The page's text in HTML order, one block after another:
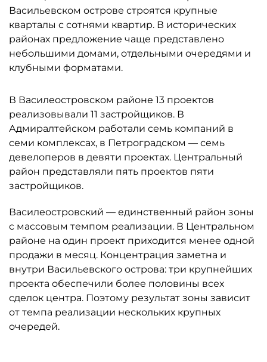
Васильевском острове строятся крупные
кварталы с сотнями квартир. В исторических
районах предложение чаще представлено
небольшими домами, отдельными очередями и
клубными форматами.
В Василеостровском районе 13 проектов
реализовывали 11 застройщиков. В
Адмиралтейском работали семь компаний в
семи комплексах, в Петроградском — семь
девелоперов в девяти проектах. Центральный
район представляли пять проектов пяти
застройщиков.
Василеостровский — единственный район зоны
с массовым темпом реализации. В Центральном
районе на один проект приходится менее одной
продажи в месяц. Концентрация заметна и
внутри Васильевского острова: три крупнейших
проекта обеспечили более половины всех
сделок центра. Поэтому результат зоны зависит
от темпа реализации нескольких крупных
очередей.